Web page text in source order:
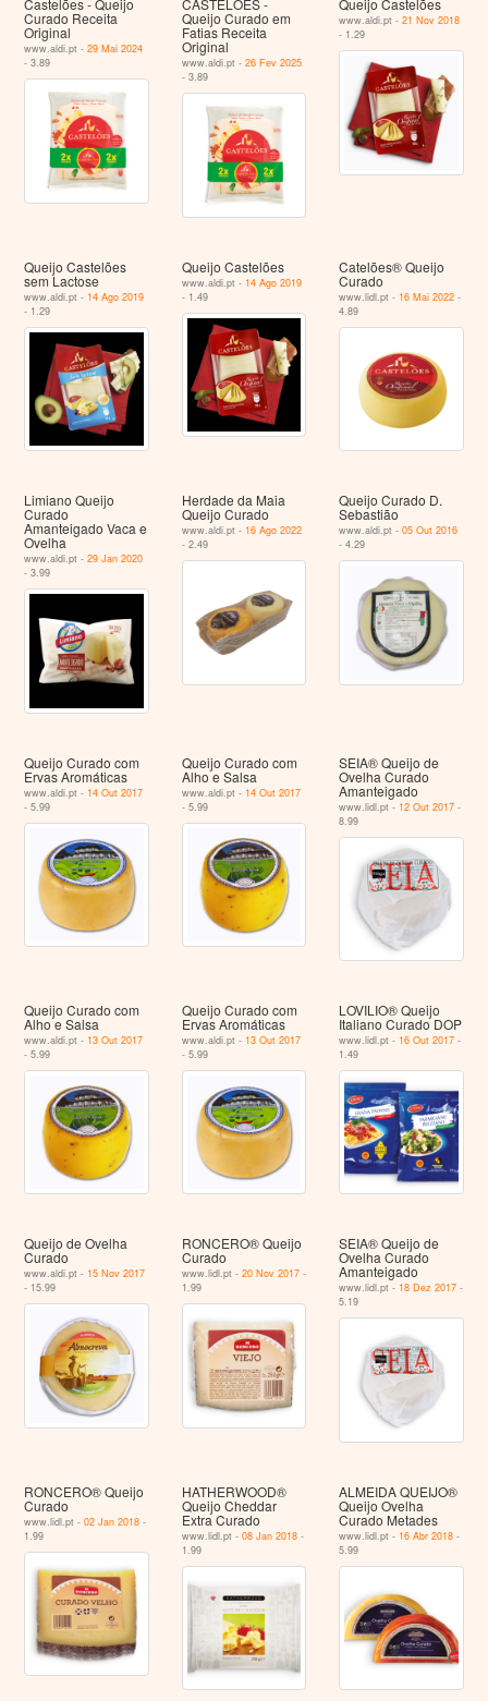
Castelões - Queijo
Curado Receita
Original
www.aldi.pt -29 Mai 2024
- 3.89
CASTELÕES -
Queijo Curado em
Fatias Receita
Original
www.aldi.pt - 26 Fev 2025
- 3.89
Queijo Castelões
www.aldi.pt -21 Nov 2018
- 1.29
Queijo Castelões
sem Lactose
www.aldi.pt - 14 Ago 2019
- 1.29
Queijo Castelões
www.aldi.pt - 14 Ago 2019
- 1.49
Catelões® Queijo
Curado
www.lidl.pt - 16 Mai 2022 -
4.89
Limiano Queijo
Curado
Amanteigado Vaca e
Ovelha
www.aldi.pt -29 Jan 2020
- 3.99
Herdade da Maia
Queijo Curado
www.aldi.pt - 16 Ago 2022
- 2.49
Queijo Curado D.
Sebastião
www.aldi.pt -05 Out 2016
- 4.29
Queijo Curado com
Ervas Aromáticas
www.aldi.pt - 14 Out 2017
- 5.99
Queijo Curado com
Alho e Salsa
www.aldi.pt - 14 Out 2017
- 5.99
SEIA® Queijo de
Ovelha Curado
Amanteigado
www.lidl.pt - 12 Out 2017 -
8.99
Queijo Curado com
Alho e Salsa
www.aldi.pt - 13 Out 2017
- 5.99
Queijo Curado com
Ervas Aromáticas
www.aldi.pt - 13 Out 2017
- 5.99
LOVILIO® Queijo
Italiano Curado DOP
www.lidl.pt - 16 Out 2017 -
1.49
Queijo de Ovelha
Curado
www.aldi.pt - 15 Nov 2017
- 15.99
RONCERO® Queijo
Curado
www.lidl.pt - 20 Nov 2017-
1.99
SEIA® Queijo de
Ovelha Curado
Amanteigado
www.lidl.pt - 18 Dez 2017 -
5.19
RONCERO® Queijo
Curado
www.lidl.pt -02 Jan 2018 -
1.99
HATHERWOOD®
Queijo Cheddar
Extra Curado
www.lidl.pt - 08 Jan 2018-
1.99
ALMEIDA QUEIJO®
Queijo Ovelha
Curado Metades
www.lidl.pt - 16 Abr 2018 -
5.99